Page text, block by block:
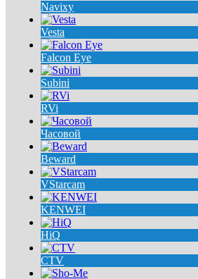
Navixy
Vesta
Falcon Eye
Subini
RVi
Часовой
Beward
VStarcam
KENWEI
HiQ
CTV